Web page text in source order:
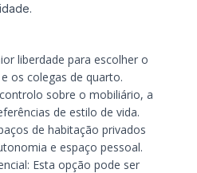
liberdade para escolher o
os colegas de quarto.
sobre o mobiliário, a
de estilo de vida.
de habitação privados
e espaço pessoal.
Esta opção pode ser